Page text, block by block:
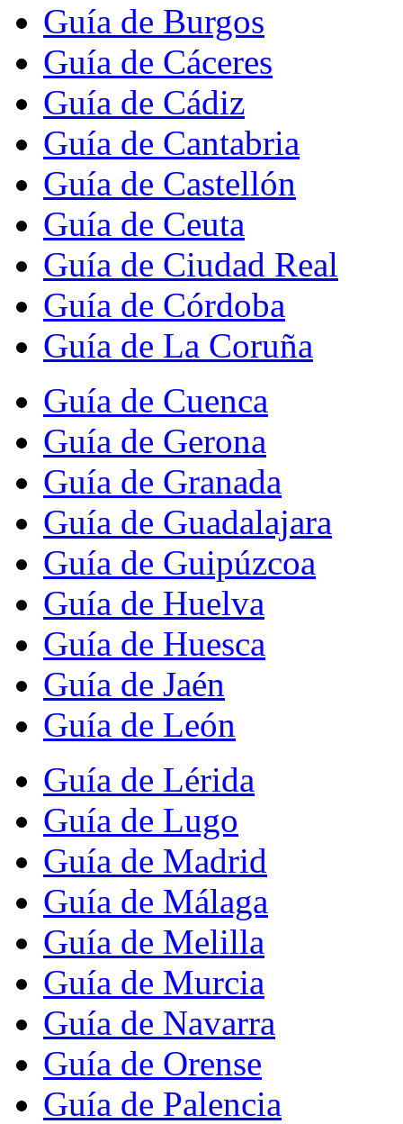
Guía de Burgos
Guía de Cáceres
Guía de Cádiz
Guía de Cantabria
Guía de Castellón
Guía de Ceuta
Guía de Ciudad Real
Guía de Córdoba
Guía de La Coruña
Guía de Cuenca
Guía de Gerona
Guía de Granada
Guía de Guadalajara
Guía de Guipúzcoa
Guía de Huelva
Guía de Huesca
Guía de Jaén
Guía de León
Guía de Lérida
Guía de Lugo
Guía de Madrid
Guía de Málaga
Guía de Melilla
Guía de Murcia
Guía de Navarra
Guía de Orense
Guía de Palencia